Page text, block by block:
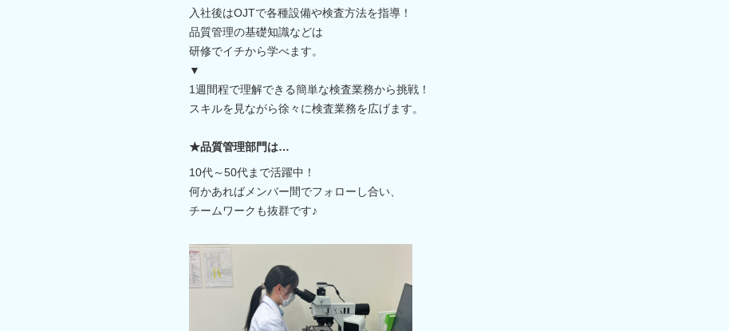
入社後はOJTで各種設備や検査方法を指導！
品質管理の基礎知識などは
研修でイチから学べます。
▼
1週間程で理解できる簡単な検査業務から挑戦！
スキルを見ながら徐々に検査業務を広げます。
★品質管理部門は…
10代～50代まで活躍中！
何かあればメンバー間でフォローし合い、
チームワークも抜群です♪